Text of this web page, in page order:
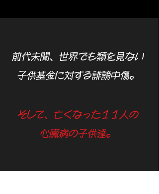
前代未聞、世界でも類を見ない
子供基金に対する誹謗中傷。
そして、亡くなった１１人の
心臓病の子供達。